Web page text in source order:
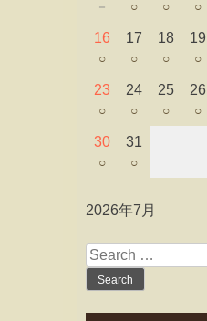
－ ○ ○ ○
16
○
17
○
18
○
19
○
23
○
24
○
25
○
26
○
30
○
31
○
2026年7月
Search
for: